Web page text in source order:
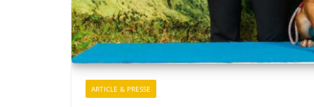
ARTICLE & PRESSE